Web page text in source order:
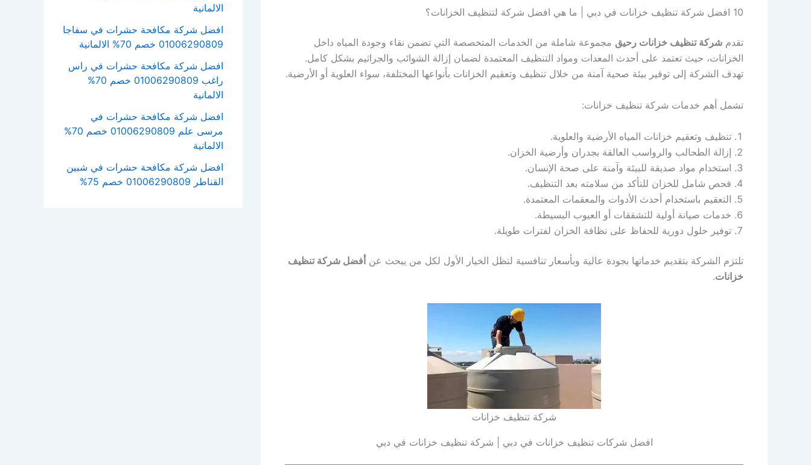
10 افضل شركة تنظيف خزانات في دبي | ما هي افضل شركة لتنظيف الخزانات؟
تقدم شركة تنظيف خزانات رحيق مجموعة شاملة من الخدمات المتخصصة التي تضمن نقاء وجودة المياه داخل
الخزانات، حيث تعتمد على أحدث المعدات ومواد التنظيف المعتمدة لضمان إزالة الشوائب والجراثيم بشكل كامل.
تهدف الشركة إلى توفير بيئة صحية آمنة من خلال تنظيف وتعقيم الخزانات بأنواعها المختلفة، سواء العلوية أو الأرضية.
تشمل أهم خدمات شركة تنظيف خزانات:
تنظيف وتعقيم خزانات المياه الأرضية والعلوية.
إزالة الطحالب والرواسب العالقة بجدران وأرضية الخزان.
استخدام مواد صديقة للبيئة وآمنة على صحة الإنسان.
فحص شامل للخزان للتأكد من سلامته بعد التنظيف.
التعقيم باستخدام أحدث الأدوات والمعقمات المعتمدة.
خدمات صيانة أولية للتشققات أو العيوب البسيطة.
توفير حلول دورية للحفاظ على نظافة الخزان لفترات طويلة.
تلتزم الشركة بتقديم خدماتها بجودة عالية وبأسعار تنافسية لتظل الخيار الأول لكل من يبحث عن أفضل شركة تنظيف
خزانات.
شركة تنظيف خزانات
افضل شركات تنظيف خزانات في دبي | شركة تنظيف خزانات في دبي
الالمانية
افضل شركة مكافحة حشرات في سفاجا
01006290809 خصم 70% الالمانية
افضل شركة مكافحة حشرات في راس
راغب 01006290809 خصم 70%
الالمانية
افضل شركة مكافحة حشرات في
مرسى علم 01006290809 خصم 70%
الالمانية
افضل شركة مكافحة حشرات في شبين
القناطر 01006290809 خصم 75%